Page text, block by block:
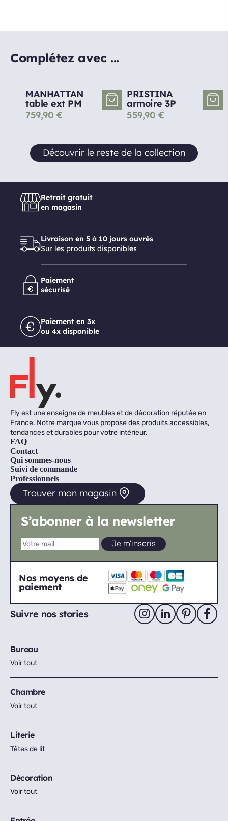
Complétez avec ...
MANHATTAN
table ext PM
759,90 €
PRISTINA
armoire 3P
559,90 €
Découvrir le reste de la collection
Retrait gratuit
en magasin
Livraison en 5 à 10 jours ouvrés
Sur les produits disponibles
Paiement
sécurisé
Paiement en 3x
ou 4x disponible
Fly est une enseigne de meubles et de décoration réputée en
France. Notre marque vous propose des produits accessibles,
tendances et durables pour votre intérieur.
FAQ
Contact
Qui sommes-nous
Suivi de commande
Professionnels
Trouver mon magasin
S’abonner à la newsletter
Nos moyens de
paiement
Suivre nos stories
Bureau
Voir tout
Chambre
Voir tout
Literie
Têtes de lit
Décoration
Voir tout